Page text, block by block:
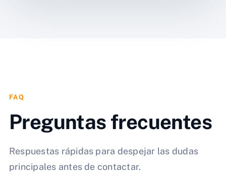
FAQ
Preguntas frecuentes
Respuestas rápidas para despejar las dudas
principales antes de contactar.